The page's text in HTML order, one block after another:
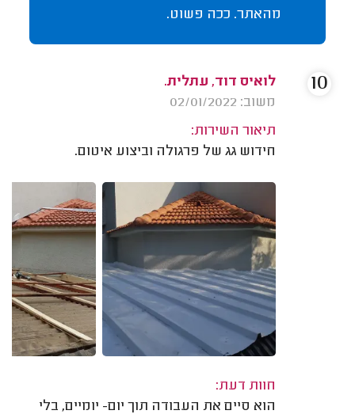
מהאתר. ככה פשוט.
לואיס דוד, עתלית.
משוב: 02/01/2022
תיאור השירות:
חידוש גג של פרגולה וביצוע איטום.
חוות דעת:
הוא סיים את העבודה תוך יום- יומיים, בלי
10